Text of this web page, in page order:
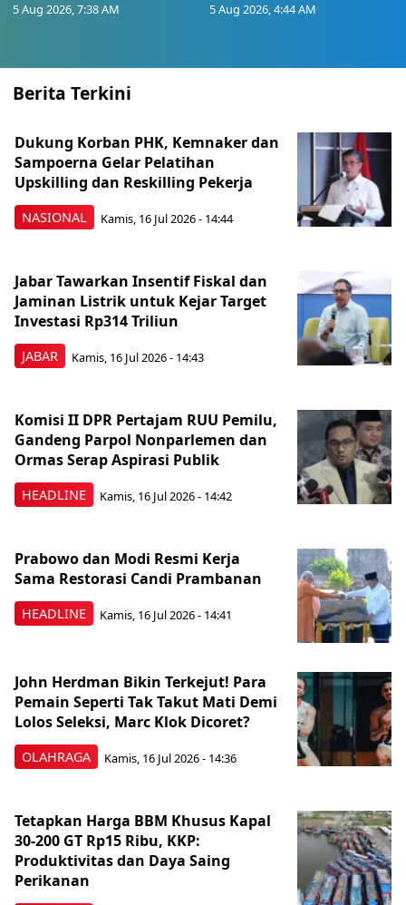
5 Aug 2026, 7:38 AM 5 Aug 2026, 4:44 AM
Berita Terkini
NASIONAL
Dukung Korban PHK, Kemnaker dan
Sampoerna Gelar Pelatihan
Upskilling dan Reskilling Pekerja
Kamis, 16 Jul 2026 - 14:44
JABAR
Jabar Tawarkan Insentif Fiskal dan
Jaminan Listrik untuk Kejar Target
Investasi Rp314 Triliun
Kamis, 16 Jul 2026 - 14:43
HEADLINE
Komisi II DPR Pertajam RUU Pemilu,
Gandeng Parpol Nonparlemen dan
Ormas Serap Aspirasi Publik
Kamis, 16 Jul 2026 - 14:42
HEADLINE
Prabowo dan Modi Resmi Kerja
Sama Restorasi Candi Prambanan
Kamis, 16 Jul 2026 - 14:41
OLAHRAGA
John Herdman Bikin Terkejut! Para
Pemain Seperti Tak Takut Mati Demi
Lolos Seleksi, Marc Klok Dicoret?
Kamis, 16 Jul 2026 - 14:36
Tetapkan Harga BBM Khusus Kapal
30-200 GT Rp15 Ribu, KKP:
Produktivitas dan Daya Saing
Perikanan